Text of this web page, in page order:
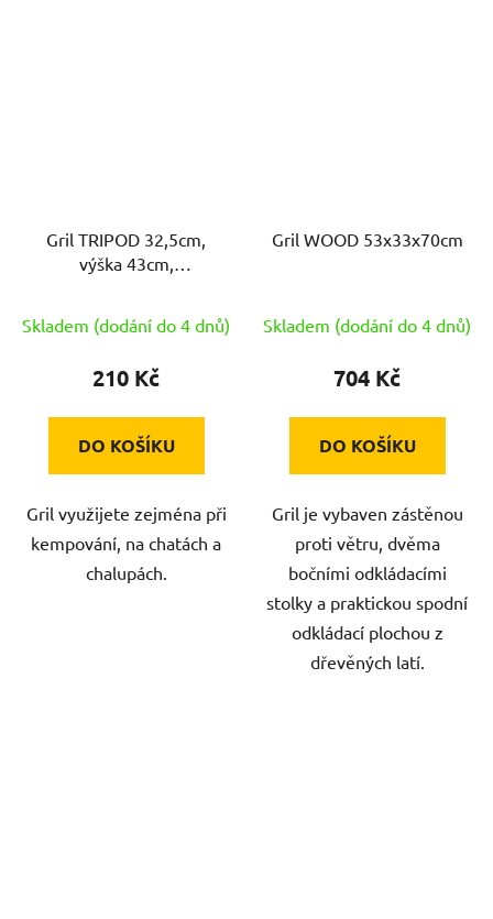
Gril TRIPOD 32,5cm,
výška 43cm,
Skladem (dodání do 4 dnů)
210 Kč
DO KOŠÍKU
Gril využijete zejména při
kempování, na chatách a
chalupách.
Gril WOOD 53x33x70cm
Skladem (dodání do 4 dnů)
704 Kč
DO KOŠÍKU
Gril je vybaven zástěnou
proti větru, dvěma
bočními odkládacími
stolky a praktickou spodní
odkládací plochou z
dřevěných latí.